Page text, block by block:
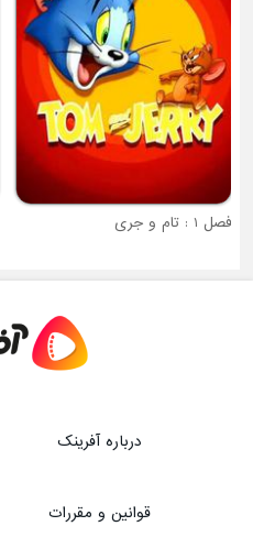
فصل 1 : تام و جری
درباره آفرینک
قوانین و مقررات